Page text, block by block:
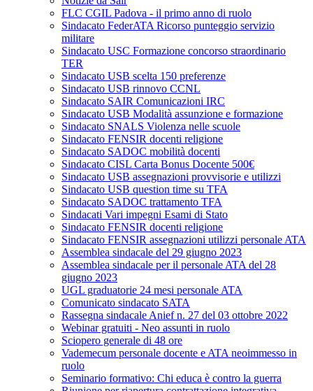
FLC CGIL Padova - il primo anno di ruolo
Sindacato FederATA Ricorso punteggio servizio
militare
Sindacato USC Formazione concorso straordinario
TER
Sindacato USB scelta 150 preferenze
Sindacato USB rinnovo CCNL
Sindacato SAIR Comunicazioni IRC
Sindacato USB Modalità assunzione e formazione
Sindacato SNALS Violenza nelle scuole
Sindacato FENSIR docenti religione
Sindacato SADOC mobilità docenti
Sindacato CISL Carta Bonus Docente 500€
Sindacato USB assegnazioni provvisorie e utilizzi
Sindacato USB question time su TFA
Sindacato SADOC trattamento TFA
Sindacati Vari impegni Esami di Stato
Sindacato FENSIR docenti religione
Sindacato FENSIR assegnazioni utilizzi personale ATA
Assemblea sindacale del 29 giugno 2023
Assemblea sindacale per il personale ATA del 28
giugno 2023
UGL graduatorie 24 mesi personale ATA
Comunicato sindacato SATA
Rassegna sindacale Anief n. 27 del 03 ottobre 2022
Webinar gratuiti - Neo assunti in ruolo
Sciopero generale di 48 ore
Vademecum personale docente e ATA neoimmesso in
ruolo
Seminario formativo: Chi educa è contro la guerra